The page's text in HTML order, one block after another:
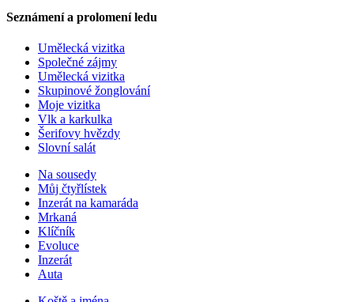
Seznámení a prolomení ledu
Umělecká vizitka
Společné zájmy
Umělecká vizitka
Skupinové žonglování
Moje vizitka
Vlk a karkulka
Šerifovy hvězdy
Slovní salát
Na sousedy
Můj čtyřlístek
Inzerát na kamaráda
Mrkaná
Klíčník
Evoluce
Inzerát
Auta